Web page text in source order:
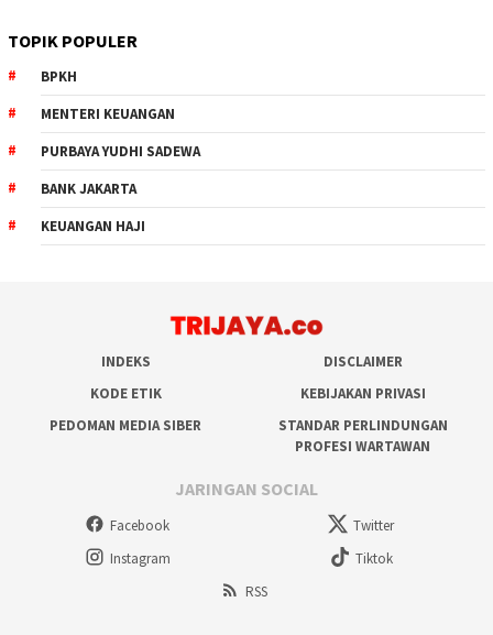
TOPIK POPULER
BPKH
MENTERI KEUANGAN
PURBAYA YUDHI SADEWA
BANK JAKARTA
KEUANGAN HAJI
INDEKS
DISCLAIMER
KODE ETIK
KEBIJAKAN PRIVASI
PEDOMAN MEDIA SIBER
STANDAR PERLINDUNGAN
PROFESI WARTAWAN
JARINGAN SOCIAL
Facebook
Twitter
Instagram
Tiktok
RSS